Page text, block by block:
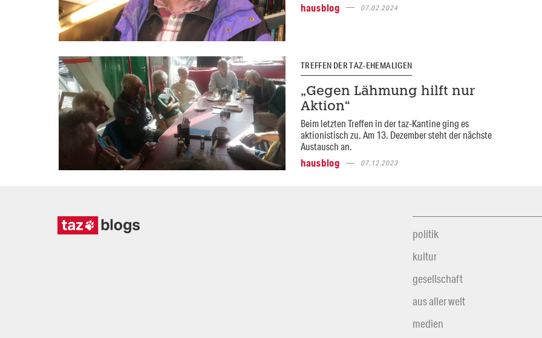
hausblog
07.02.2024
TREFFEN DER TAZ-EHEMALIGEN
„Gegen Lähmung hilft nur
Aktion“
Beim letzten Treffen in der taz-Kantine ging es
aktionistisch zu. Am 13. Dezember steht der nächste
Austausch an.
hausblog
07.12.2023
politik
kultur
gesellschaft
aus aller welt
medien